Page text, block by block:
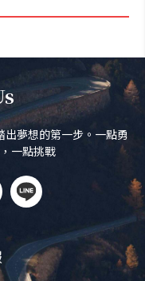
夢想的第一步。一點勇
一點挑戰